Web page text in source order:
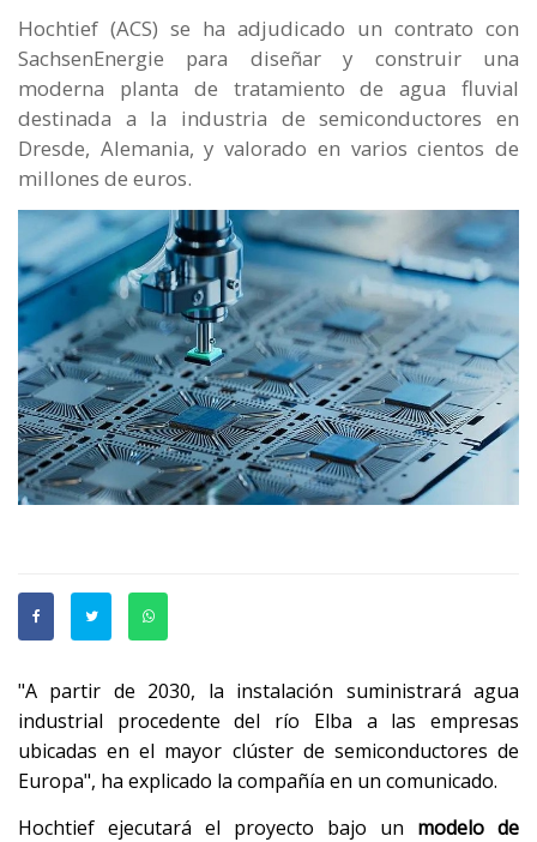
Hochtief (ACS) se ha adjudicado un contrato con
SachsenEnergie para diseñar y construir una
moderna planta de tratamiento de agua fluvial
destinada a la industria de semiconductores en
Dresde, Alemania, y valorado en varios cientos de
millones de euros.
"A partir de 2030, la instalación suministrará agua
industrial procedente del río Elba a las empresas
ubicadas en el mayor clúster de semiconductores de
Europa", ha explicado la compañía en un comunicado.
Hochtief ejecutará el proyecto bajo un modelo de